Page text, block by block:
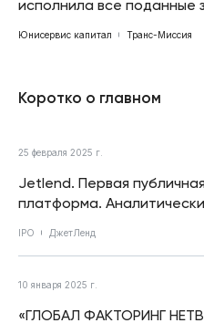
исполнила все поданные
Юнисервис капитал Транс-Миссия
Коротко о главном
25 февраля 2025 г.
Jetlend. Первая
платформа.
IPO ДжетЛенд
10 января 2025 г.
«ГЛОБАЛ ФАКТОРИНГ